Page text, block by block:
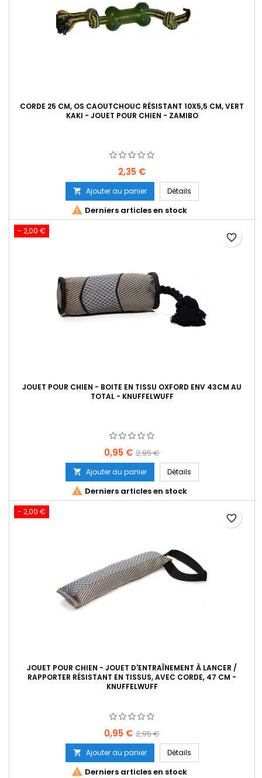
CORDE 25 CM, OS CAOUTCHOUC RÉSISTANT 10X5,5 CM, VERT
KAKI - JOUET POUR CHIEN - ZAMIBO
Prix
2,35 €
 Ajouter au panier Détails
 Derniers articles en stock
- 2,00 €
JOUET POUR CHIEN - BOITE EN TISSU OXFORD ENV 43CM AU
TOTAL - KNUFFELWUFF
Prix
0,95 € Prix
de
base
2,95 €
 Ajouter au panier Détails
 Derniers articles en stock
favorite_border
- 2,00 €
JOUET POUR CHIEN - JOUET D'ENTRAÎNEMENT À LANCER /
RAPPORTER RÉSISTANT EN TISSUS, AVEC CORDE, 47 CM -
KNUFFELWUFF
Prix
0,95 € Prix
de
base
2,95 €
 Ajouter au panier Détails
 Derniers articles en stock
favorite_border